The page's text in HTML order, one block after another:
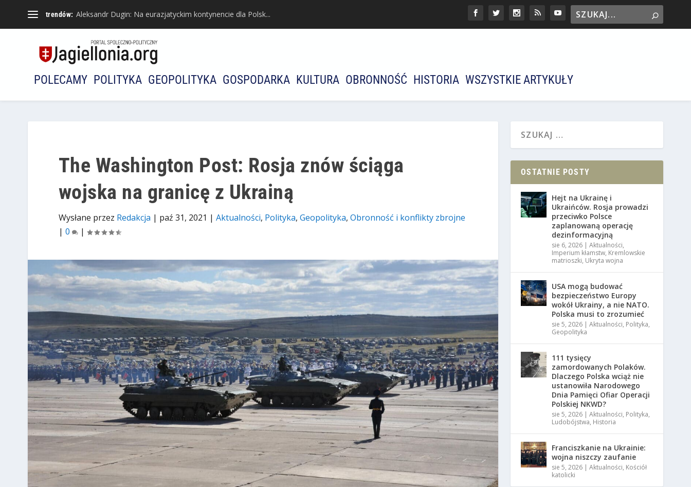
trendów: Aleksandr Dugin: Na eurazjatyckim kontynencie dla Polsk...
POLECAMY POLITYKA GEOPOLITYKA GOSPODARKA KULTURA OBRONNOŚĆ HISTORIA WSZYSTKIE ARTYKUŁY
The Washington Post: Rosja znów ściąga
wojska na granicę z Ukrainą
Wysłane przez Redakcja | paź 31, 2021 | Aktualności, Polityka, Geopolityka, Оbronność i konflikty zbrojne
| 0 |
OSTATNIE POSTY
Hejt na Ukrainę i
Ukraińców. Rosja prowadzi
przeciwko Polsce
zaplanowaną operację
dezinformacyjną
sie 6, 2026 |Aktualności,
Imperium kłamstw, Kremlowskie
matrioszki, Ukryta wojna
USA mogą budować
bezpieczeństwo Europy
wokół Ukrainy, a nie NATO.
Polska musi to zrozumieć
sie 5, 2026 |Aktualności, Polityka,
Geopolityka
111 tysięcy
zamordowanych Polaków.
Dlaczego Polska wciąż nie
ustanowiła Narodowego
Dnia Pamięci Ofiar Operacji
Polskiej NKWD?
sie 5, 2026 |Aktualności, Polityka,
Ludobójstwa, Historia
Franciszkanie na Ukrainie:
wojna niszczy zaufanie
sie 5, 2026 |Aktualności, Kościół
katolicki